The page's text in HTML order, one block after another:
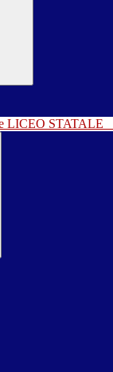
LICEO STATALE